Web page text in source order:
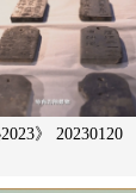
2023》 20230120